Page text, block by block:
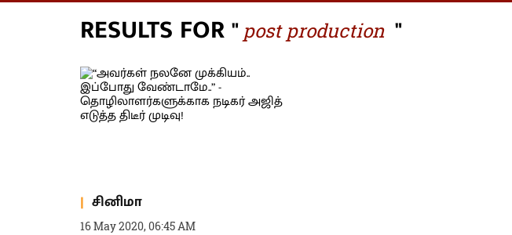
RESULTS FOR " post production "
சினிமா
16 May 2020, 06:45 AM